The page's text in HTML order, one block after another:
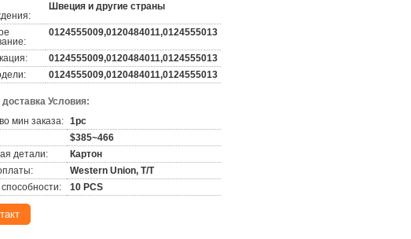
Швеция и другие страны
0124555009,0120484011,0124555013
0124555009,0120484011,0124555013
0124555009,0120484011,0124555013
Условия:
мин заказа: 1pc
$385~466
детали:
Картон
Western Union, T/T
способности:
10 PCS